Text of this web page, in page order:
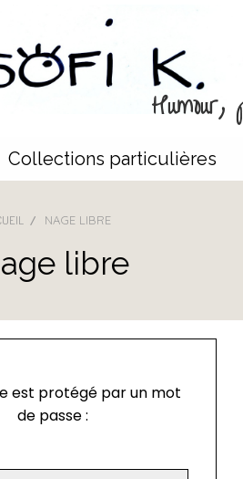
Humour,
Collections particulières
NAGE LIBRE
libre
est protégé par un mot
de passe :